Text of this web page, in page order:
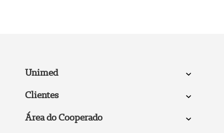
Unimed
Clientes
Área do Cooperado